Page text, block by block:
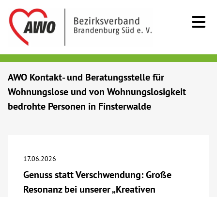
Senioren
Begegnung
AWO Kontakt- und Beratungsstelle für
Wohnungslose und von Wohnungslosigkeit
bedrohte Personen in Finsterwalde
17.06.2026
Genuss statt Verschwendung: Große
Resonanz bei unserer „Kreativen